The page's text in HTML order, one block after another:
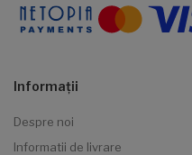
Informaţii
Despre noi
Informatii de livrare